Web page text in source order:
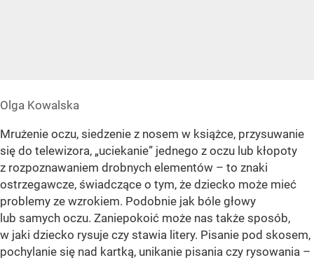
Olga Kowalska
Mrużenie oczu, siedzenie z nosem w książce, przysuwanie
się do telewizora, „uciekanie” jednego z oczu lub kłopoty
z rozpoznawaniem drobnych elementów – to znaki
ostrzegawcze, świadczące o tym, że dziecko może mieć
problemy ze wzrokiem. Podobnie jak bóle głowy
lub samych oczu. Zaniepokoić może nas także sposób,
w jaki dziecko rysuje czy stawia litery. Pisanie pod skosem,
pochylanie się nad kartką, unikanie pisania czy rysowania –